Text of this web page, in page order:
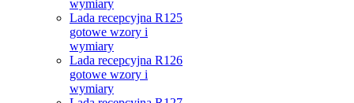
wymiary
Lada recepcyjna R125
gotowe wzory i
wymiary
Lada recepcyjna R126
gotowe wzory i
wymiary